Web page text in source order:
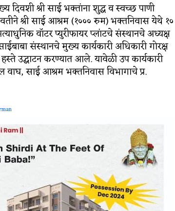
दिवशी श्री साई भक्‍तांना शुद्ध व स्‍वच्‍छ पाणी
वतीने श्री साई आश्रम (१००० रुम) भक्‍तनिवास येथे १०
वॉटर प्‍युरीफायर प्‍लांटचे संस्थानचे अध्‍यक्ष
संस्‍थानचे मुख्‍य कार्यकारी अधिकारी गोरक्ष
उद्घाटन करण्‍यात आले. यावेळी उप कार्यकारी
साई आश्रम भक्‍तनिवास विभागाचे प्र.